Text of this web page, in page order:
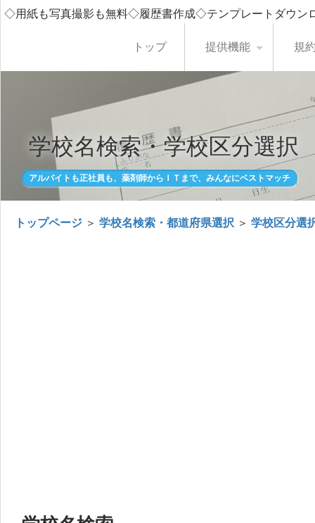
◇用紙も写真撮影も無料◇履歴書作成◇テンプレートダウ
トップ 提供機能 規
学校名検索・学校区分選択
アルバイトも正社員も、薬剤師からＩＴまで、みんなにベストマッチ
トップページ ＞ 学校名検索・都道府県選択 ＞ 学校区分選